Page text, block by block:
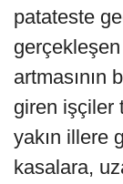
patateste
artmasının
giren işçiler
yakın illere
kasalara,